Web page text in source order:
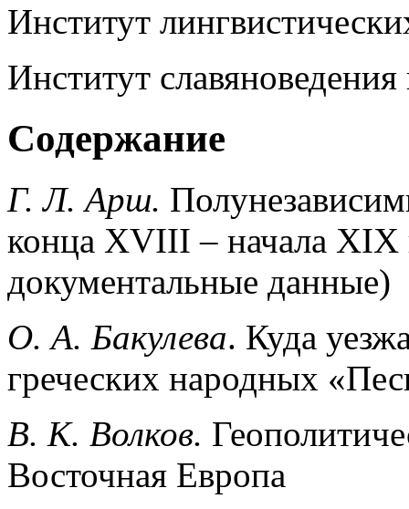
Институт
Институт
Содержание
Г. Л. Арш.
конца XVIII – начала XIX
документальные данные)
О. А. Бакулева. Куда
греческих народных
В. К. Волков.
Восточная Европа